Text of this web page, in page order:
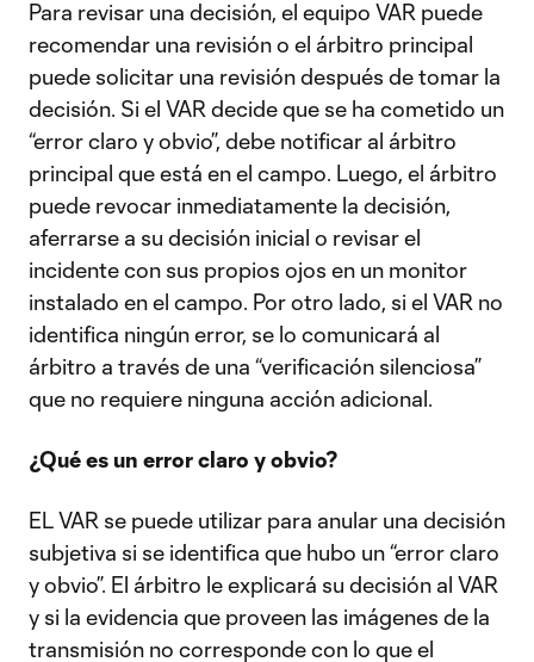
Para revisar una decisión, el equipo VAR puede
recomendar una revisión o el árbitro principal
puede solicitar una revisión después de tomar la
decisión. Si el VAR decide que se ha cometido un
“error claro y obvio”, debe notificar al árbitro
principal que está en el campo. Luego, el árbitro
puede revocar inmediatamente la decisión,
aferrarse a su decisión inicial o revisar el
incidente con sus propios ojos en un monitor
instalado en el campo. Por otro lado, si el VAR no
identifica ningún error, se lo comunicará al
árbitro a través de una “verificación silenciosa”
que no requiere ninguna acción adicional.
¿Qué es un error claro y obvio?
EL VAR se puede utilizar para anular una decisión
subjetiva si se identifica que hubo un “error claro
y obvio”. El árbitro le explicará su decisión al VAR
y si la evidencia que proveen las imágenes de la
transmisión no corresponde con lo que el